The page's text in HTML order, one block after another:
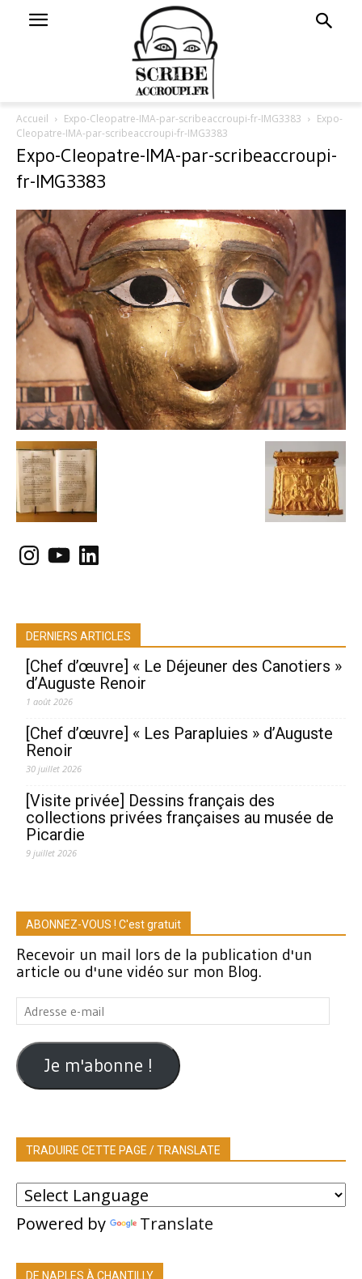
Accueil Expo-Cleopatre-IMA-par-scribeaccroupi-fr-IMG3383
Expo-
Cleopatre-IMA-par-scribeaccroupi-fr-IMG3383
Expo-Cleopatre-IMA-par-scribeaccroupi-
fr-IMG3383
Instagram
YouTubeLinkedIn
DERNIERS ARTICLES
[Chef d’œuvre] « Le Déjeuner des Canotiers »
d’Auguste Renoir
1 août 2026
[Chef d’œuvre] « Les Parapluies » d’Auguste
Renoir
30 juillet 2026
[Visite privée] Dessins français des
collections privées françaises au musée de
Picardie
9 juillet 2026
ABONNEZ-VOUS ! C'est gratuit
Recevoir un mail lors de la publication d'un
article ou d'une vidéo sur mon Blog.
Adresse
e-
mail
Je m'abonne !
TRADUIRE CETTE PAGE / TRANSLATE
Powered by Translate
DE NAPLES À CHANTILLY